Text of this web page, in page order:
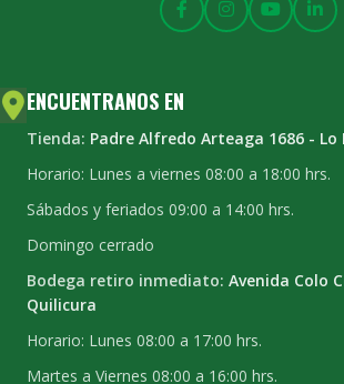
ENCUENTRANOS EN
Tienda: Padre Alfredo Arteaga 1686 - Lo
Horario: Lunes a viernes 08:00 a 18:00 hrs.
Sábados y feriados 09:00 a 14:00 hrs.
Domingo cerrado
Bodega retiro inmediato: Avenida Colo
Quilicura
Horario: Lunes 08:00 a 17:00 hrs.
Martes a Viernes 08:00 a 16:00 hrs.